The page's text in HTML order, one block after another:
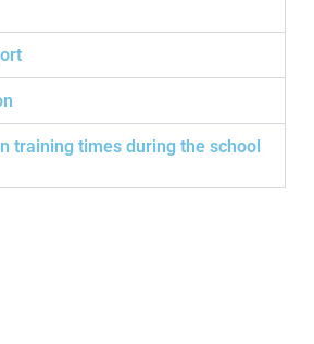
training times during the school